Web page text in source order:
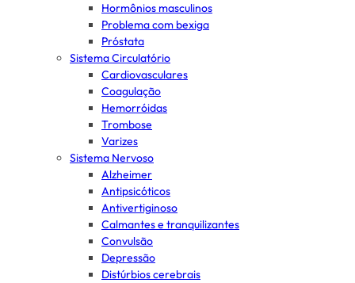
Hormônios masculinos
Problema com bexiga
Próstata
Sistema Circulatório
Cardiovasculares
Coagulação
Hemorróidas
Trombose
Varizes
Sistema Nervoso
Alzheimer
Antipsicóticos
Antivertiginoso
Calmantes e tranquilizantes
Convulsão
Depressão
Distúrbios cerebrais